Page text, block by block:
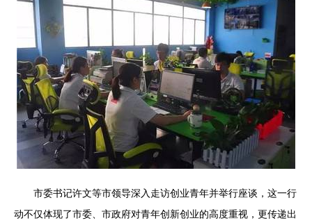
市委书记许文等市领导深入走访创业青年并举行座谈，这一行
动不仅体现了市委、市政府对青年创新创业的高度重视，更传递出